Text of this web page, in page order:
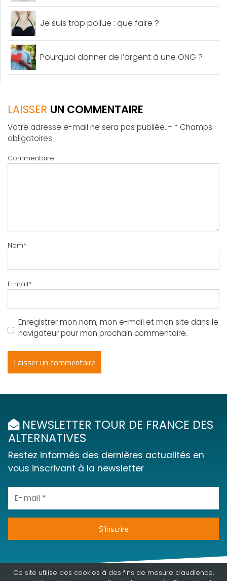
Ce site utilise des cookies à des fins de mesure d'audience,
Je suis trop poilue : que faire ?
Pourquoi donner de l’argent à une ONG ?
LAISSER UN COMMENTAIRE
Votre adresse e-mail ne sera pas publiée. - * Champs
obligatoires
Commentaire
Nom*
E-mail*
Enregistrer mon nom, mon e-mail et mon site dans le
navigateur pour mon prochain commentaire.
NEWSLETTER TOUR DE FRANCE DES
ALTERNATIVES
Restez informés des dernières actualités en
vous inscrivant à la newsletter